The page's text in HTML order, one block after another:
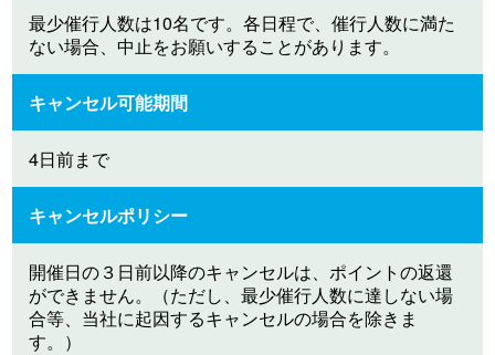
最少催行人数は10名です。各日程で、催行人数に満た
ない場合、中止をお願いすることがあります。
キャンセル可能期間
4日前まで
キャンセルポリシー
開催日の３日前以降のキャンセルは、ポイントの返還
ができません。（ただし、最少催行人数に達しない場
合等、当社に起因するキャンセルの場合を除きま
す。）